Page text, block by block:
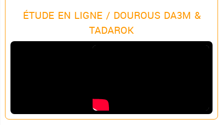
ÉTUDE EN LIGNE / DOUROUS DA3M &
TADAROK